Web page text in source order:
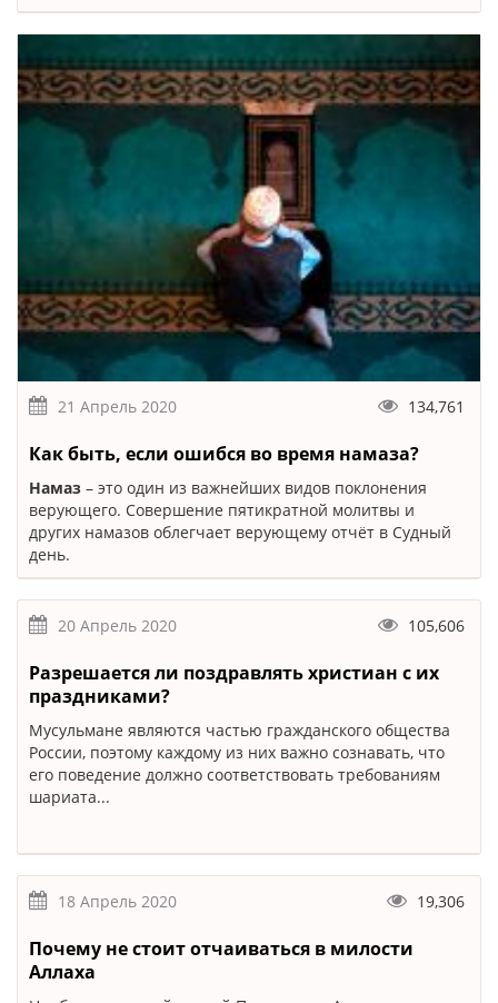
21 Апрель 2020 134,761
Как быть, если ошибся во время намаза?
Намаз – это один из важнейших видов поклонения
верующего. Совершение пятикратной молитвы и
других намазов облегчает верующему отчёт в Судный
день.
20 Апрель 2020 105,606
Разрешается ли поздравлять христиан с их
праздниками?
Мусульмане являются частью гражданского общества
России, поэтому каждому из них важно сознавать, что
его поведение должно соответствовать требованиям
шариата...
18 Апрель 2020 19,306
Почему не стоит отчаиваться в милости
Аллаха